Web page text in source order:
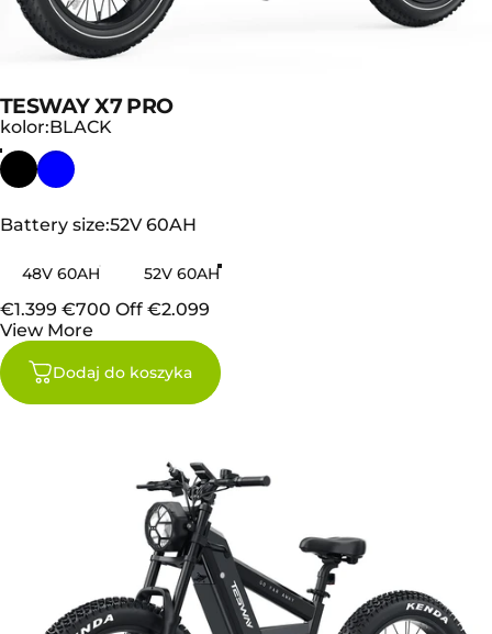
TESWAY X7 PRO
kolor
kolor:BLACK
Battery size
Battery size:52V 60AH
48V 60AH 52V 60AH
€1.399 €700 Off €2.099
View More
Dodaj do koszyka